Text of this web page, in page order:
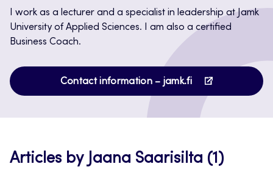
I work as a lecturer and a specialist in leadership at Jamk
University of Applied Sciences. I am also a certified
Business Coach.
Contact information – jamk.fi
Opens
in
Articles by Jaana Saarisilta (1)